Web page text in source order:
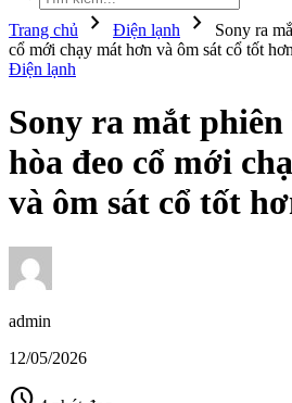
Trang chủ chevron_right Điện lạnh chevron_right
Sony ra
cổ mới chạy mát hơn và ôm sát cổ tốt hơn
Điện lạnh
Sony ra mắt
hòa đeo cổ mới
và ôm sát cổ tốt
admin
12/05/2026